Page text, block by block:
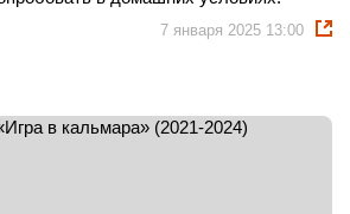
7 января 2025 13:00